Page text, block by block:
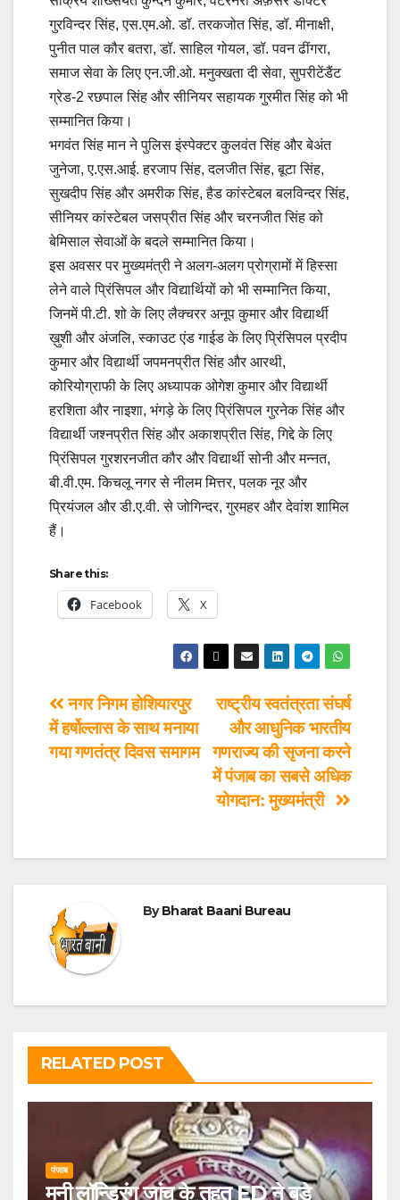
गुरविन्दर सिंह, एस.एम.ओ. डॉ. तरकजोत सिंह, डॉ. मीनाक्षी,
पुनीत पाल कौर बतरा, डॉ. साहिल गोयल, डॉ. पवन ढींगरा,
समाज सेवा के लिए एन.जी.ओ. मनुक्खता दी सेवा, सुपरीटेंडैंट
ग्रेड-2 रछपाल सिंह और सीनियर सहायक गुरमीत सिंह को भी
सम्मानित किया।
भगवंत सिंह मान ने पुलिस इंस्पेक्टर कुलवंत सिंह और बेअंत
जुनेजा, ए.एस.आई. हरजाप सिंह, दलजीत सिंह, बूटा सिंह,
सुखदीप सिंह और अमरीक सिंह, हैड कांस्टेबल बलविन्दर सिंह,
सीनियर कांस्टेबल जसप्रीत सिंह और चरनजीत सिंह को
बेमिसाल सेवाओं के बदले सम्मानित किया।
इस अवसर पर मुख्यमंत्री ने अलग-अलग प्रोग्रामों में हिस्सा
लेने वाले प्रिंसिपल और विद्यार्थियों को भी सम्मानित किया,
जिनमें पी.टी. शो के लिए लैक्चरर अनूप कुमार और विद्यार्थी
ख़ुशी और अंजलि, स्काउट एंड गाईड के लिए प्रिंसिपल प्रदीप
कुमार और विद्यार्थी जपमनप्रीत सिंह और आरथी,
कोरियोग्राफी के लिए अध्यापक ओगेश कुमार और विद्यार्थी
हरशिता और नाइशा, भंगड़े के लिए प्रिंसिपल गुरनेक सिंह और
विद्यार्थी जश्नप्रीत सिंह और अकाशप्रीत सिंह, गिद्दे के लिए
प्रिंसिपल गुरशरनजीत कौर और विद्यार्थी सोनी और मन्नत,
बी.वी.एम. किचलू नगर से नीलम मित्तर, पलक नूर और
प्रियंजल और डी.ए.वी. से जोगिन्दर, गुरमहर और देवांश शामिल
हैं।
Share this:
Facebook X
राष्ट्रीय स्वतंत्रता संघर्ष
और आधुनिक भारतीय
गणराज्य की सृजना करने
में पंजाब का सबसे अधिक
योगदान: मुख्यमंत्री
नगर निगम होशियारपुर
में हर्षोल्लास के साथ मनाया
गया गणतंत्र दिवस समागम
ByBharat Baani Bureau
RELATED POST
पंजाब
मनी लॉन्ड्रिंग जांच के तहत ED ने बड़े